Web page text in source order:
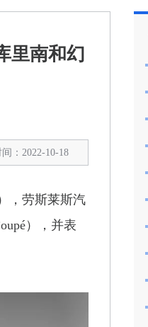
里南和幻
间：2022-10-18
，劳斯莱斯汽
），并表